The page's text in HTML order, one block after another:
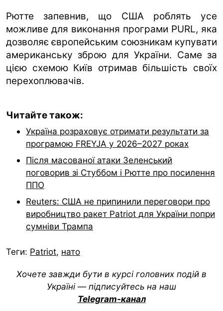
Рютте запевнив, що США роблять усе
можливе для виконання програми PURL, яка
дозволяє європейським союзникам купувати
американську зброю для України. Саме за
цією схемою Київ отримав більшість своїх
перехоплювачів.
Читайте також:
Україна розраховує отримати результати за
програмою FREYJA у 2026–2027 роках
Після масованої атаки Зеленський
поговорив зі Стуббом і Рютте про посилення
ППО
Reuters: США не припинили переговори про
виробництво ракет Patriot для України попри
сумніви Трампа
Теги: Patriot, нато
Хочете завжди бути в курсі головних подій в
Україні — підписуйтесь на наш
Telegram-канал